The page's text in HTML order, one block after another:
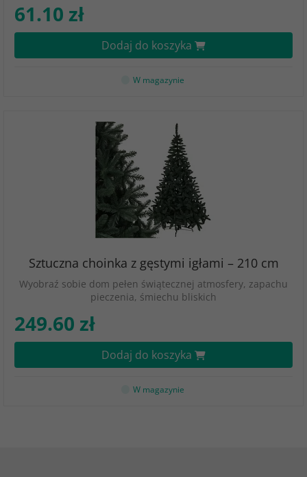
61.10 zł
Dodaj do koszyka
W magazynie
Sztuczna choinka z gęstymi igłami – 210 cm
Wyobraź sobie dom pełen świątecznej atmosfery, zapachu
pieczenia, śmiechu bliskich
249.60 zł
Dodaj do koszyka
W magazynie